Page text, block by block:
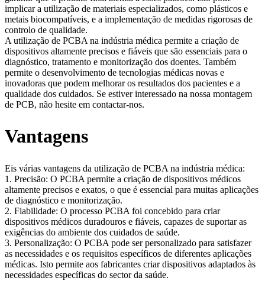
implicar a utilização de materiais especializados, como plásticos e
metais biocompatíveis, e a implementação de medidas rigorosas de
controlo de qualidade.
A utilização de PCBA na indústria médica permite a criação de
dispositivos altamente precisos e fiáveis que são essenciais para o
diagnóstico, tratamento e monitorização dos doentes. Também
permite o desenvolvimento de tecnologias médicas novas e
inovadoras que podem melhorar os resultados dos pacientes e a
qualidade dos cuidados. Se estiver interessado na nossa montagem
de PCB, não hesite em contactar-nos.
Vantagens
Eis várias vantagens da utilização de PCBA na indústria médica:
1. Precisão: O PCBA permite a criação de dispositivos médicos
altamente precisos e exatos, o que é essencial para muitas aplicações
de diagnóstico e monitorização.
2. Fiabilidade: O processo PCBA foi concebido para criar
dispositivos médicos duradouros e fiáveis, capazes de suportar as
exigências do ambiente dos cuidados de saúde.
3. Personalização: O PCBA pode ser personalizado para satisfazer
as necessidades e os requisitos específicos de diferentes aplicações
médicas. Isto permite aos fabricantes criar dispositivos adaptados às
necessidades específicas do sector da saúde.